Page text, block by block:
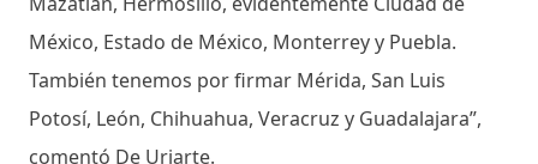
México, Estado de México, Monterrey y Puebla.
También tenemos por firmar Mérida, San Luis
Potosí, León, Chihuahua, Veracruz y Guadalajara”,
comentó De Uriarte.